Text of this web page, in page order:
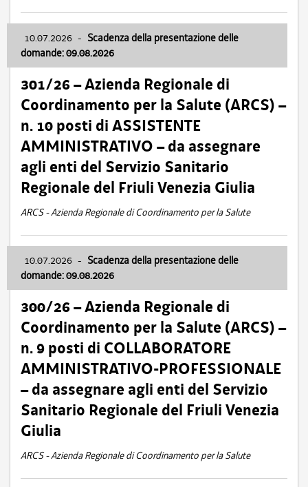
10.07.2026 - Scadenza della presentazione delle
domande: 09.08.2026
301/26 – Azienda Regionale di
Coordinamento per la Salute (ARCS) –
n. 10 posti di ASSISTENTE
AMMINISTRATIVO – da assegnare
agli enti del Servizio Sanitario
Regionale del Friuli Venezia Giulia
ARCS - Azienda Regionale di Coordinamento per la Salute
10.07.2026 - Scadenza della presentazione delle
domande: 09.08.2026
300/26 – Azienda Regionale di
Coordinamento per la Salute (ARCS) –
n. 9 posti di COLLABORATORE
AMMINISTRATIVO-PROFESSIONALE
– da assegnare agli enti del Servizio
Sanitario Regionale del Friuli Venezia
Giulia
ARCS - Azienda Regionale di Coordinamento per la Salute